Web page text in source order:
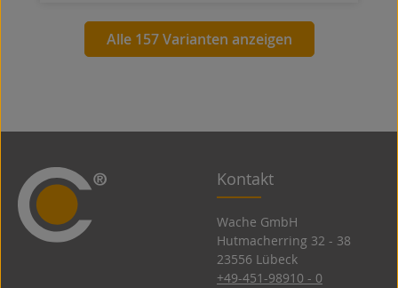
Alle 157 Varianten anzeigen
Kontakt
Wache GmbH
Hutmacherring 32 ­- 38
23556 Lübeck
+49-451-98910 - 0